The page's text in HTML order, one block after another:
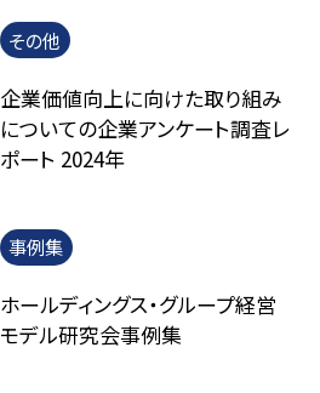
その他
企業価値向上に向けた取り組み
についての企業アンケート調査レ
ポート 2024年
事例集
ホールディングス・グループ経営
モデル研究会事例集